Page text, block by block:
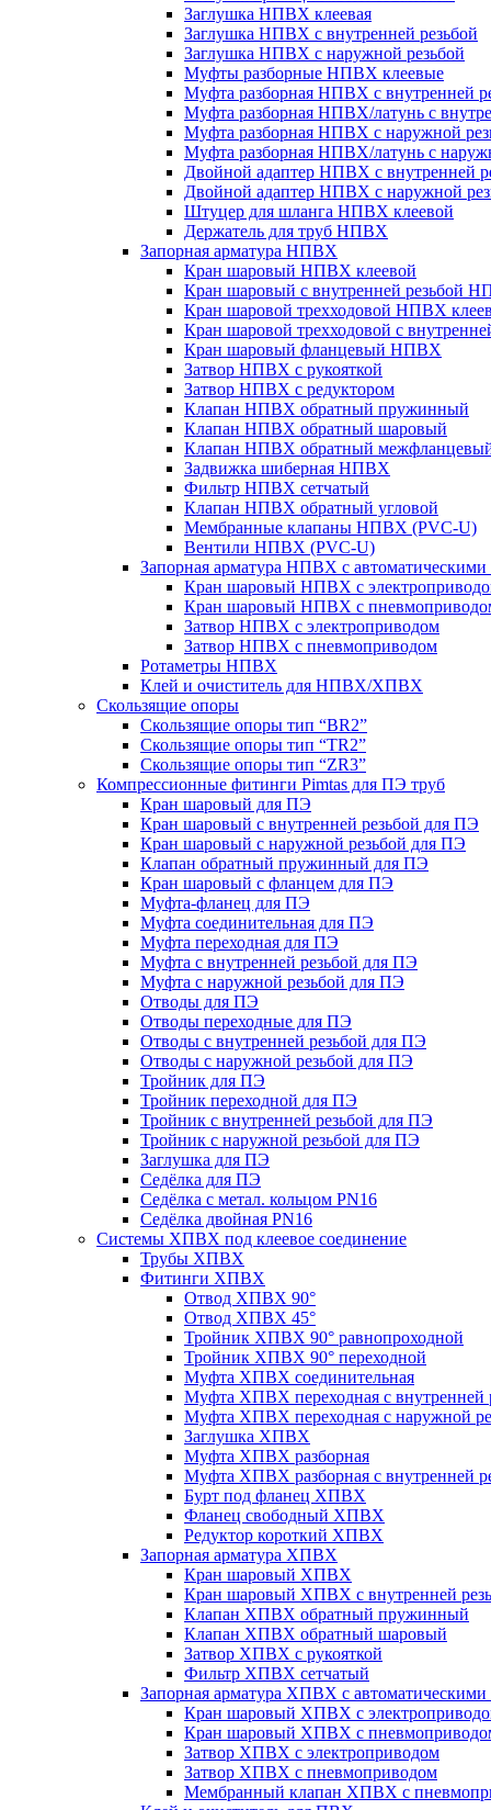
Заглушка НПВХ клеевая
Заглушка НПВХ с внутренней резьбой
Заглушка НПВХ с наружной резьбой
Муфты разборные НПВХ клеевые
Муфта разборная НПВХ с внутренней
Муфта разборная НПВХ/латунь с
Муфта разборная НПВХ с наружной
Муфта разборная НПВХ/латунь с
Двойной адаптер НПВХ с внутренней
Двойной адаптер НПВХ с наружной
Штуцер для шланга НПВХ клеевой
Держатель для труб НПВХ
Запорная арматура НПВХ
Кран шаровый НПВХ клеевой
Кран шаровый с внутренней резьбой
Кран шаровой трехходовой НПВХ
Кран шаровой трехходовой с
Кран шаровый фланцевый НПВХ
Затвор НПВХ с рукояткой
Затвор НПВХ с редуктором
Клапан НПВХ обратный пружинный
Клапан НПВХ обратный шаровый
Клапан НПВХ обратный
Задвижка шиберная НПВХ
Фильтр НПВХ сетчатый
Клапан НПВХ обратный угловой
Мембранные клапаны НПВХ (PVC-U)
Вентили НПВХ (PVC-U)
Запорная арматура НПВХ с
Кран шаровый НПВХ с
Кран шаровый НПВХ с
Затвор НПВХ с электроприводом
Затвор НПВХ с пневмоприводом
Ротаметры НПВХ
Клей и очиститель для НПВХ/ХПВХ
Скользящие опоры
Скользящие опоры тип “BR2”
Скользящие опоры тип “TR2”
Скользящие опоры тип “ZR3”
Компрессионные фитинги Pimtas для ПЭ труб
Кран шаровый для ПЭ
Кран шаровый с внутренней резьбой для ПЭ
Кран шаровый с наружной резьбой для ПЭ
Клапан обратный пружинный для ПЭ
Кран шаровый с фланцем для ПЭ
Муфта-фланец для ПЭ
Муфта соединительная для ПЭ
Муфта переходная для ПЭ
Муфта с внутренней резьбой для ПЭ
Муфта с наружной резьбой для ПЭ
Отводы для ПЭ
Отводы переходные для ПЭ
Отводы с внутренней резьбой для ПЭ
Отводы с наружной резьбой для ПЭ
Тройник для ПЭ
Тройник переходной для ПЭ
Тройник с внутренней резьбой для ПЭ
Тройник с наружной резьбой для ПЭ
Заглушка для ПЭ
Седёлка для ПЭ
Седёлка с метал. кольцом PN16
Седёлка двойная PN16
Системы ХПВХ под клеевое соединение
Трубы ХПВХ
Фитинги ХПВХ
Отвод ХПВХ 90°
Отвод ХПВХ 45°
Тройник ХПВХ 90° равнопроходной
Тройник ХПВХ 90° переходной
Муфта ХПВХ соединительная
Муфта ХПВХ переходная с внутренней
Муфта ХПВХ переходная с наружной
Заглушка ХПВХ
Муфта ХПВХ разборная
Муфта ХПВХ разборная с внутренней
Бурт под фланец ХПВХ
Фланец свободный ХПВХ
Редуктор короткий ХПВХ
Запорная арматура ХПВХ
Кран шаровый ХПВХ
Кран шаровый ХПВХ с внутренней
Клапан ХПВХ обратный пружинный
Клапан ХПВХ обратный шаровый
Затвор ХПВХ с рукояткой
Фильтр ХПВХ сетчатый
Запорная арматура ХПВХ с
Кран шаровый ХПВХ с
Кран шаровый ХПВХ с
Затвор ХПВХ с электроприводом
Затвор ХПВХ с пневмоприводом
Мембранный клапан ХПВХ с